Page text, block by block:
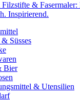
& Fasermaler:
Inspirierend.
Süsses
Bier
& Utensilien